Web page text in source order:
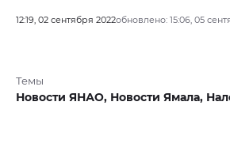
12:19, 02 сентября 2022обновлено: 15:06, 05
Темы
Новости ЯНАО, Новости Ямала,